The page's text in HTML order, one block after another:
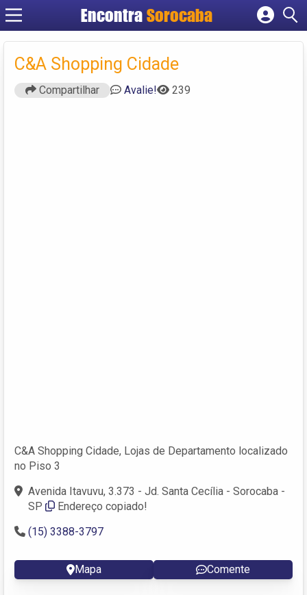
EncontraSorocaba
Cadastrar empresa
Criar conta
C&A Shopping Cidade
Compartilhar Avalie! 239
C&A Shopping Cidade, Lojas de Departamento localizado
no Piso 3
Avenida Itavuvu, 3.373 - Jd. Santa Cecília - Sorocaba -
SP
Endereço copiado!
(15) 3388-3797
Mapa Comente